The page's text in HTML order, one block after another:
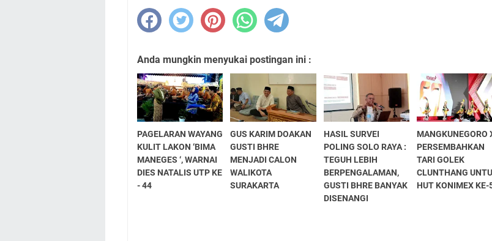
Anda mungkin menyukai postingan ini :
PAGELARAN WAYANG
KULIT LAKON ‘BIMA
MANEGES ‘, WARNAI
DIES NATALIS UTP KE
- 44
GUS KARIM DOAKAN
GUSTI BHRE
MENJADI CALON
WALIKOTA
SURAKARTA
HASIL SURVEI
POLING SOLO RAYA :
TEGUH LEBIH
BERPENGALAMAN,
GUSTI BHRE BANYAK
DISENANGI
MANGKUNEGORO
PERSEMBAHKAN
TARI GOLEK
CLUNTHANG
HUT KONIMEX KE-